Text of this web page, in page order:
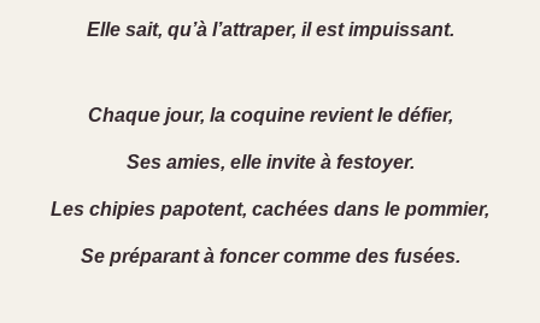
Elle sait, qu’à l’attraper, il est impuissant.
Chaque jour, la coquine revient le défier,
Ses amies, elle invite à festoyer.
Les chipies papotent, cachées dans le pommier,
Se préparant à foncer comme des fusées.